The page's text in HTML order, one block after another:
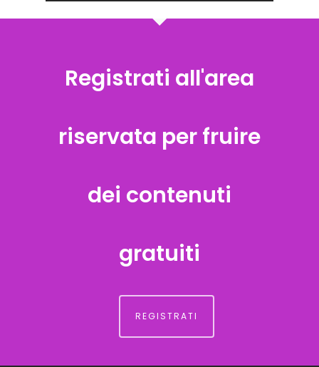
Registrati all'area
riservata per fruire
dei contenuti
gratuiti
REGISTRATI